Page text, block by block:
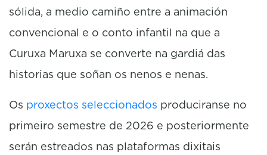
sólida, a medio camiño entre a animación
convencional e o conto infantil na que a
Curuxa Maruxa se converte na gardiá das
historias que soñan os nenos e nenas.
Os proxectos seleccionados produciranse no
primeiro semestre de 2026 e posteriormente
serán estreados nas plataformas dixitais